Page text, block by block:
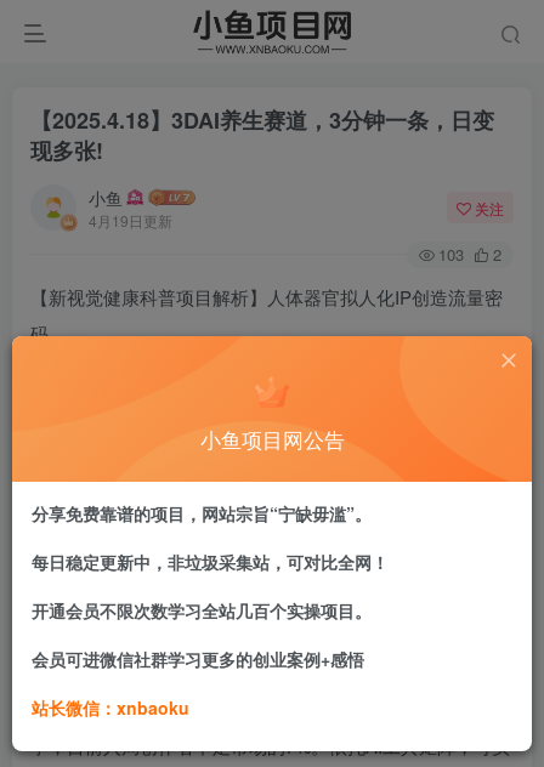
【2025.4.18】3DAI养生赛道，3分钟一条，日变
现多张!
小鱼
4月19日更新
关注
103 2
【新视觉健康科普项目解析】人体器官拟人化IP创造流量密
码
以3D动态建模技术将人体器官转化为萌趣角色，结合时下热
实现养生知识的趣味可视化呈现，内容覆盖全年龄层用户健
互动转化率超常规健康类内容3倍。
大健康内容领域历经多年发展，传统图文模式已难突破同质
化困局。本项目独创”器官剧场”内容形式，尚未形成红海竞
争，目前入局创作者不足市场的7%。依托AI工具矩阵，可实
小鱼项目网公告
分享免费靠谱的项目，网站宗旨“宁缺毋滥”。
每日稳定更新中，非垃圾采集站，可对比全网！
开通会员不限次数学习全站几百个实操项目。
会员可进微信社群学习更多的创业案例+感悟
站长微信：xnbaoku